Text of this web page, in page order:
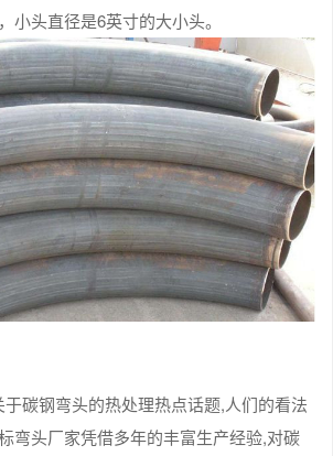
小头直径是6英寸的大小头。
碳钢弯头的热处理热点话题,人们的看法
弯头厂家凭借多年的丰富生产经验,对碳